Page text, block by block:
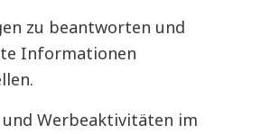
zu beantworten und
Informationen
Werbeaktivitäten im